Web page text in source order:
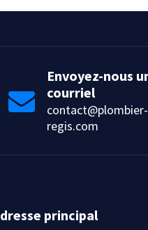
Envoyez-nous
courriel
contact@plombier-
regis.com
Adresse principal